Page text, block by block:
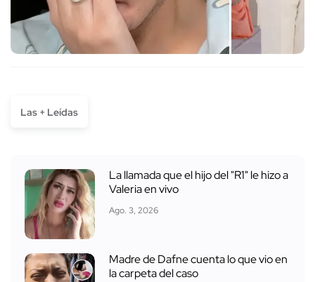
Las + Leídas
La llamada que el hijo del "R1" le hizo a
Valeria en vivo
Ago. 3, 2026
Madre de Dafne cuenta lo que vio en
la carpeta del caso